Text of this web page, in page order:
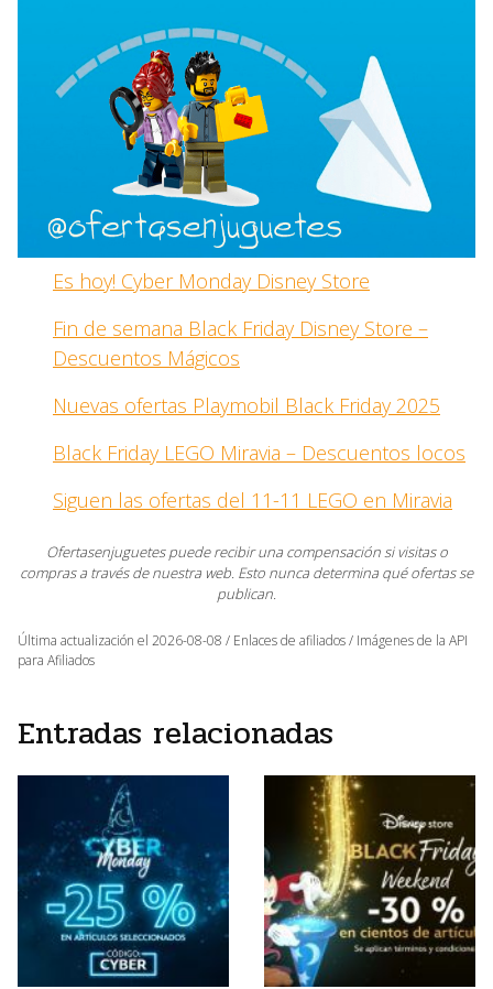
Es hoy! Cyber Monday Disney Store
Fin de semana Black Friday Disney Store –
Descuentos Mágicos
Nuevas ofertas Playmobil Black Friday 2025
Black Friday LEGO Miravia – Descuentos locos
Siguen las ofertas del 11-11 LEGO en Miravia
Ofertasenjuguetes puede recibir una compensación si visitas o
compras a través de nuestra web. Esto nunca determina qué ofertas se
publican.
Última actualización el 2026-08-08 / Enlaces de afiliados / Imágenes de la API
para Afiliados
Entradas relacionadas